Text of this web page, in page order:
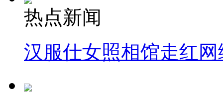
热点新闻
汉服仕女照相馆走红网